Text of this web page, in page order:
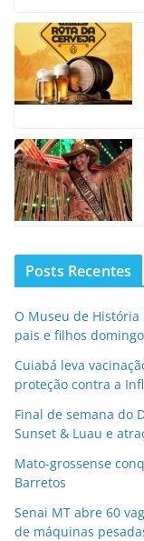
Posts Recentes
O Museu de
pais e filhos domingo
Cuiabá leva
proteção contra a
Final de semana do
Sunset & Luau e
Mato-grossense
Barretos
Senai MT abre 60
de máquinas